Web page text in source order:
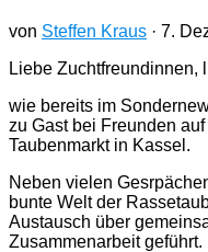
von Steffen Kraus · 7.
Liebe Zuchtfreundinnen,
wie bereits im
zu Gast bei Freunden
Taubenmarkt in Kassel.
Neben vielen
bunte Welt der
Austausch über
Zusammenarbeit geführt.